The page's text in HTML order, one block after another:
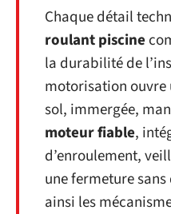
Chaque détail
roulant piscine
la durabilité de
motorisation ouvre
sol, immergée,
moteur fiable,
d’enroulement,
une fermeture
ainsi les